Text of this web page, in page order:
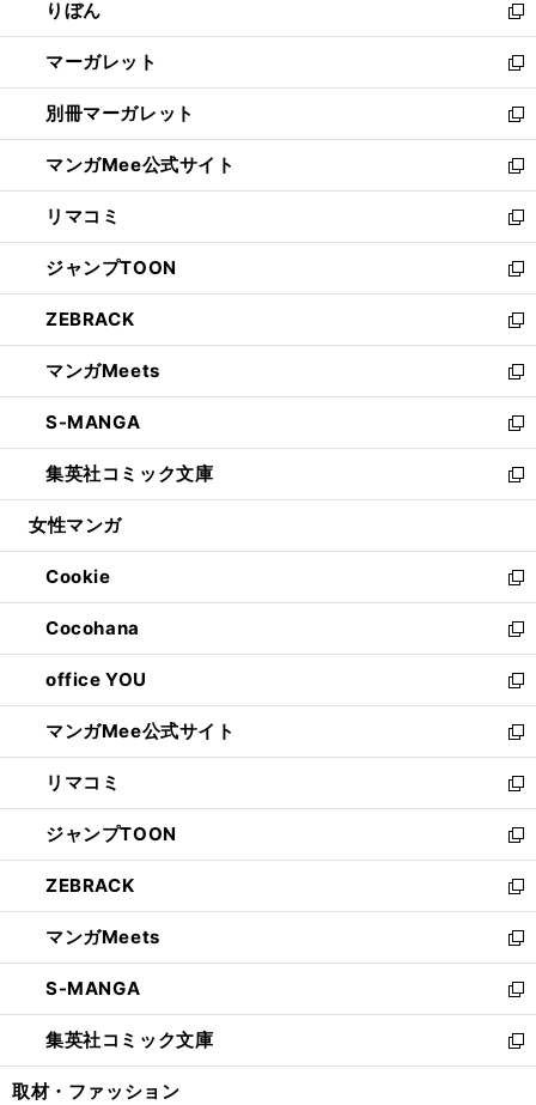
く
で
開
く
ド
ウ
で
開
く
ィ
ン
ド
ウ
で
開
く
りぼん
新
し
い
ウ
ィ
ン
ド
ウ
で
開
く
マーガレット
新
し
い
ウ
ィ
ン
ド
ウ
で
開
く
別冊マーガレット
新
し
い
ウ
ィ
ン
ド
ウ
で
開
く
マンガMee公式サイト
新
し
い
ウ
ィ
ン
ド
ウ
で
開
く
リマコミ
新
し
い
ウ
ィ
ン
ド
ウ
で
開
く
ジャンプTOON
新
し
い
ウ
ィ
ン
ド
ウ
で
開
ZEBRACK
新
し
い
ウ
ィ
ン
ド
ウ
開
く
マンガMeets
新
し
い
ウ
ィ
ン
ウ
で
開
く
S-MANGA
新
し
い
ウ
ン
ド
ウ
で
開
く
集英社コミック文庫
新
し
ウ
ィ
ン
ド
ウ
で
開
く
女性マンガ
Cookie
新
し
い
ウ
ィ
ン
ド
ウ
で
開
く
Cocohana
新
し
い
ウ
ィ
ン
ド
ウ
で
開
く
office YOU
新
し
い
ウ
ィ
ン
ド
ウ
で
開
く
マンガMee公式サイト
新
し
い
ウ
ィ
ン
ド
ウ
で
開
く
リマコミ
新
し
い
ウ
ィ
ン
ド
ウ
で
開
く
ジャンプTOON
新
し
い
ウ
ィ
ン
ド
ウ
で
開
ZEBRACK
新
し
い
ウ
ィ
ン
ド
ウ
マンガMeets
新
し
い
ウ
ィ
ン
S-MANGA
新
し
い
ウ
集英社コミック文庫
新
し
取材・ファッション